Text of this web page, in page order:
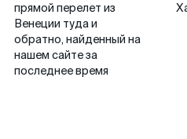
прямой перелет из
Венеции туда и
обратно, найденный на
нашем сайте за
последнее время